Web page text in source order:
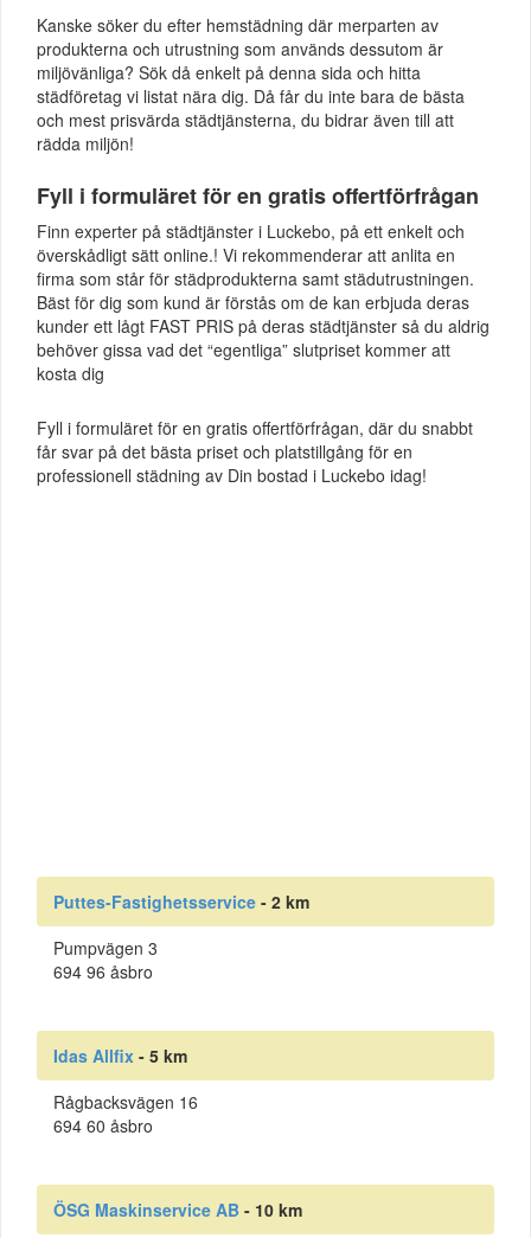
Kanske söker du efter hemstädning där merparten av
produkterna och utrustning som används dessutom är
miljövänliga? Sök då enkelt på denna sida och hitta
städföretag vi listat nära dig. Då får du inte bara de bästa
och mest prisvärda städtjänsterna, du bidrar även till att
rädda miljön!
Fyll i formuläret för en gratis offertförfrågan
Finn experter på städtjänster i Luckebo, på ett enkelt och
överskådligt sätt online.! Vi rekommenderar att anlita en
firma som står för städprodukterna samt städutrustningen.
Bäst för dig som kund är förstås om de kan erbjuda deras
kunder ett lågt FAST PRIS på deras städtjänster så du aldrig
behöver gissa vad det “egentliga” slutpriset kommer att
kosta dig
Fyll i formuläret för en gratis offertförfrågan, där du snabbt
får svar på det bästa priset och platstillgång för en
professionell städning av Din bostad i Luckebo idag!
Puttes-Fastighetsservice - 2 km
Pumpvägen 3
694 96 åsbro
Idas Allfix - 5 km
Rågbacksvägen 16
694 60 åsbro
ÖSG Maskinservice AB - 10 km